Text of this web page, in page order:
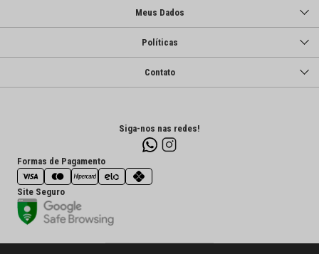
Meus Dados
Políticas
Contato
Siga-nos nas redes!
Formas de Pagamento
Site Seguro